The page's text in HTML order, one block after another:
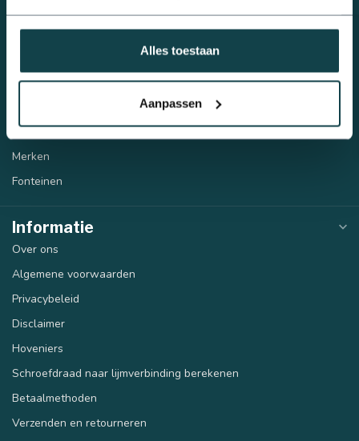
Alles toestaan
Aanpassen
PVC
Infiltratie
Lijm en bevestigingsmaterialen
Merken
Fonteinen
Informatie
Over ons
Algemene voorwaarden
Privacybeleid
Disclaimer
Hoveniers
Schroefdraad naar lijmverbinding berekenen
Betaalmethoden
Verzenden en retourneren